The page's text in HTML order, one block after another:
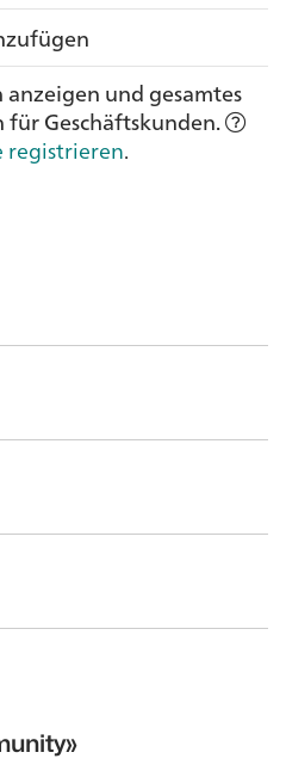
und gesamtes
Geschäftskunden.
registrieren.